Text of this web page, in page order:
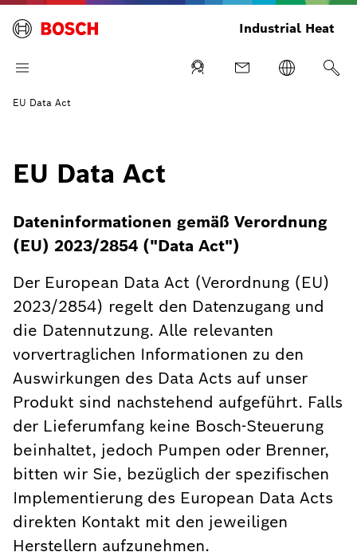
Industrial Heat
EU Data Act
EU Data Act
Dateninformationen gemäß Verordnung
(EU) 2023/2854 ("Data Act")
Der European Data Act (Verordnung (EU)
2023/2854) regelt den Datenzugang und
die Datennutzung. Alle relevanten
vorvertraglichen Informationen zu den
Auswirkungen des Data Acts auf unser
Produkt sind nachstehend aufgeführt. Falls
der Lieferumfang keine Bosch-Steuerung
beinhaltet, jedoch Pumpen oder Brenner,
bitten wir Sie, bezüglich der spezifischen
Implementierung des European Data Acts
direkten Kontakt mit den jeweiligen
Herstellern aufzunehmen.